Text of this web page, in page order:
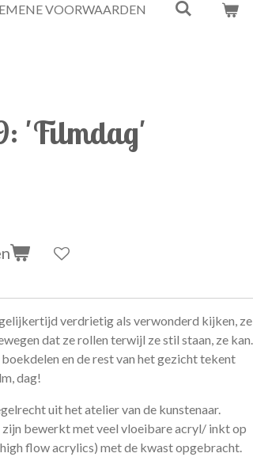
VOORWAARDEN
'Filmdag'
verdrietig als verwonderd kijken, ze
dat ze rollen terwijl ze stil staan, ze kan...
en de rest van het gezicht tekent
dag!
uit het atelier van de kunstenaar.
bewerkt met veel vloeibare acryl/ inkt op
flow acrylics) met de kwast opgebracht.